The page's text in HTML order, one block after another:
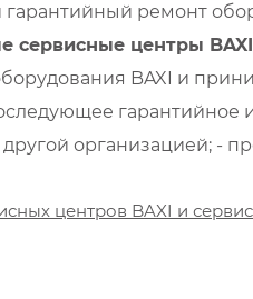
ремонт
сервисные центры
BAXI и
гарантийное
организацией; -
центров BAXI и